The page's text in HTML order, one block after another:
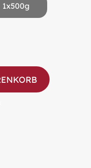
1x500g
gewünschten